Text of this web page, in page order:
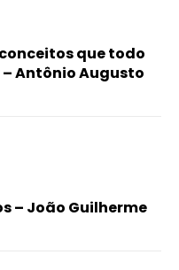
que todo
Antônio Augusto
– João Guilherme